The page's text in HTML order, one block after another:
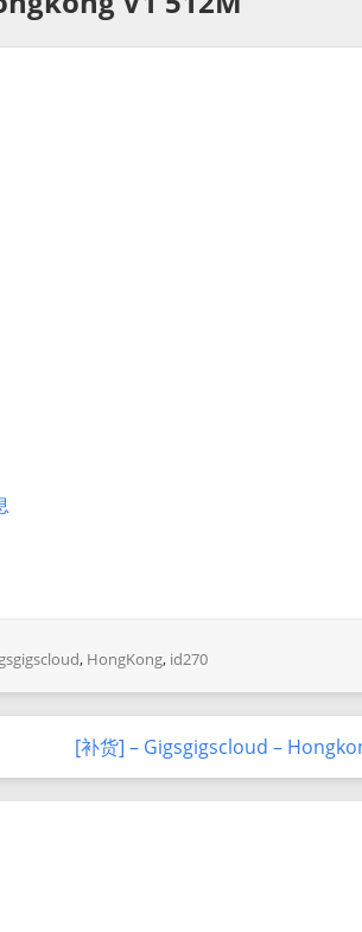
, HongKong, id270
[补货] – Gigsgigscloud –